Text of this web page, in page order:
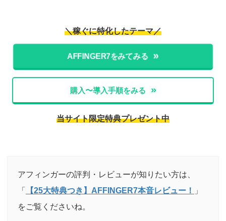
＼稼ぐに特化したテーマ／
AFFINGER7をみてみる
購入〜導入手順をみる
当サイト限定特典プレゼント中
アフィンガーの評判・レビューが知りたい方は、
「
【25大特典つき】AFFINGER7本音レビュー！
」
をご覧くださいね。